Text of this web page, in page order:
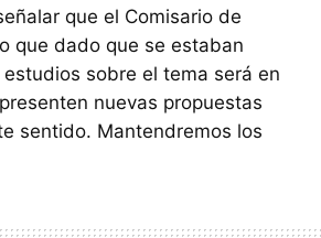
que el Comisario de
que dado que se estaban
sobre el tema será en
nuevas propuestas
sentido. Mantendremos los